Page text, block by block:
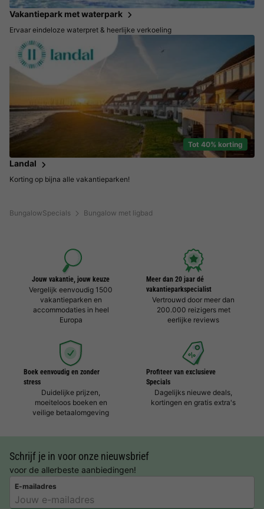
BungalowSpecials Bungalow met ligbad
Vakantiepark met waterpark
Ervaar eindeloze waterpret & heerlijke verkoeling
Tot 40% korting
Landal
Korting op bijna alle vakantieparken!
Jouw vakantie, jouw keuze
Vergelijk eenvoudig 1500
vakantieparken en
accommodaties in heel
Europa
Meer dan 20 jaar dé
vakantieparkspecialist
Vertrouwd door meer dan
200.000 reizigers met
eerlijke reviews
Boek eenvoudig en zonder
stress
Duidelijke prijzen,
moeiteloos boeken en
veilige betaalomgeving
Profiteer van exclusieve
Specials
Dagelijks nieuwe deals,
kortingen en gratis extra's
Schrijf je in voor onze nieuwsbrief
voor de allerbeste aanbiedingen!
E-mailadres